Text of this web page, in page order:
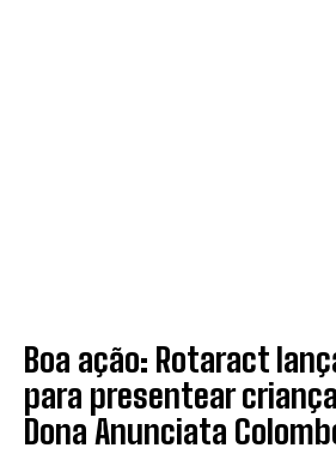
Boa ação: Rotaract
para presentear
Dona Anunciata